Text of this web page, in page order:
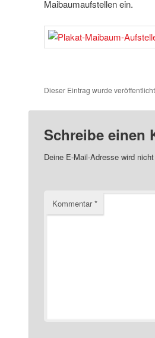
Maibaumaufstellen ein.
Dieser Eintrag wurde
Schreibe einen
Deine E-Mail-Adresse wird
Kommentar*